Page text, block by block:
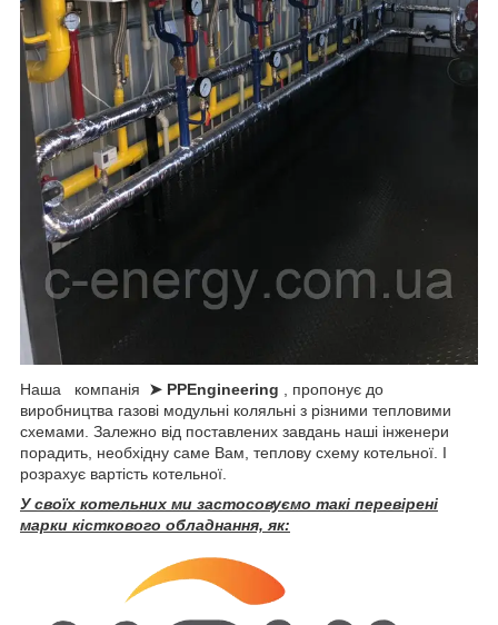
Наша компанія ➤ PPEngineering
, пропонує до
виробництва газові модульні коляльні з різними тепловими
схемами. Залежно від поставлених завдань наші інженери
порадить, необхідну саме Вам, теплову схему котельної. І
розрахує вартість котельної.
У своїх котельних ми застосовуємо такі перевірені
марки кісткового обладнання, як: